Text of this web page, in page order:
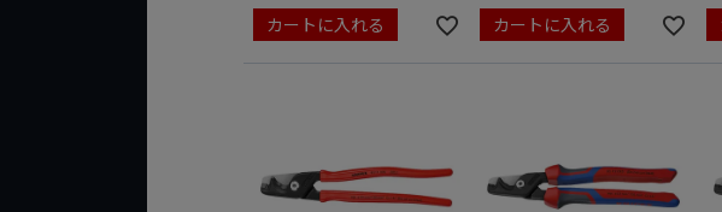
カートに入れる カートに入れる